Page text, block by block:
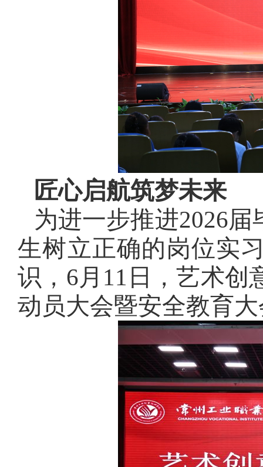
匠心启航筑梦未来
为进一步推进2026
生树立正确的岗位实
识，6月11日，艺术创
动员大会暨安全教育